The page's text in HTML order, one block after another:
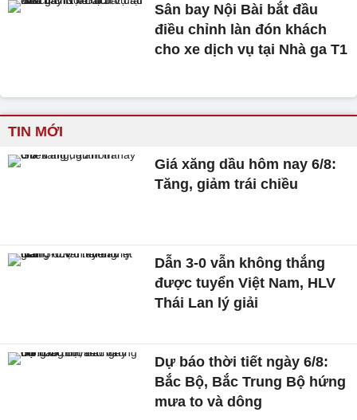
Sân bay Nội Bài bắt đầu
điều chỉnh làn đón khách
cho xe dịch vụ tại Nhà ga T1
TIN MỚI
Giá xăng dầu hôm nay 6/8:
Tăng, giảm trái chiều
Dẫn 3-0 vẫn không thắng
được tuyển Việt Nam, HLV
Thái Lan lý giải
Dự báo thời tiết ngày 6/8:
Bắc Bộ, Bắc Trung Bộ hứng
mưa to và dông